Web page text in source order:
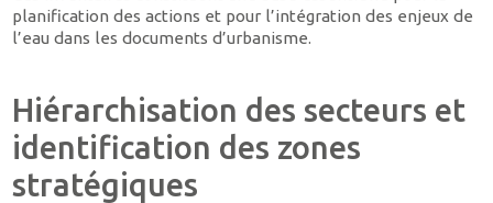
planification des actions et pour l’intégration des enjeux de
l’eau dans les documents d’urbanisme.
Hiérarchisation des secteurs et
identification des zones
stratégiques